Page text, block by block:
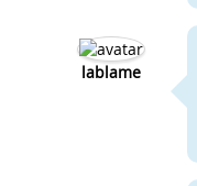
lablame